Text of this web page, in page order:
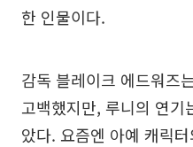
한 인물이다.
감독 블레이크 에드워즈
고백했지만, 루니의 연기
았다. 요즘엔 아예 캐릭